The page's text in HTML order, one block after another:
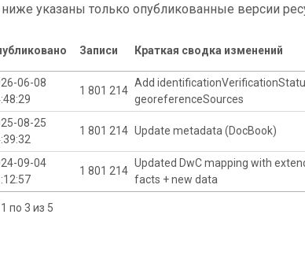
указаны только опубликованные версии
Записи Краткая сводка изменений
06-08
1 801 214
Add
georeferenceSources
08-25
1 801 214 Update metadata (DocBook)
09-04
1 801 214
Updated DwC mapping with
facts + new data
по 3 из 5